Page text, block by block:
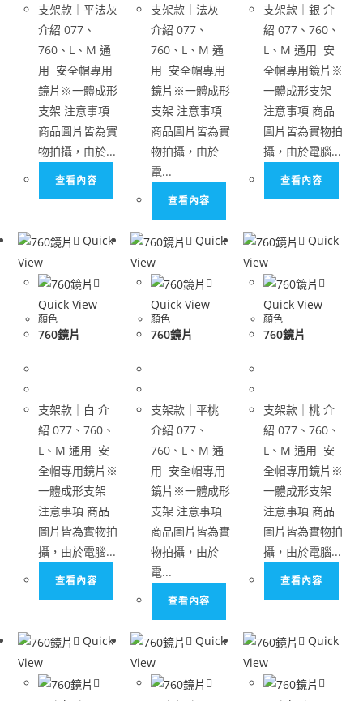
支架款｜平法灰
介紹 077、
760、L、M 通
用 安全帽專用
鏡片※一體成形
支架 注意事項
商品圖片皆為實
物拍攝，由於...
查看內容
支架款｜法灰
介紹 077、
760、L、M 通
用 安全帽專用
鏡片※一體成形
支架 注意事項
商品圖片皆為實
物拍攝，由於
電...
查看內容
支架款｜銀 介
紹 077、760、
L、M 通用 安
全帽專用鏡片※
一體成形支架
注意事項 商品
圖片皆為實物拍
攝，由於電腦...
查看內容
Quick
View
Quick View
顏色
760鏡片
支架款｜白 介
紹 077、760、
L、M 通用 安
全帽專用鏡片※
一體成形支架
注意事項 商品
圖片皆為實物拍
攝，由於電腦...
查看內容
Quick
View
Quick View
顏色
760鏡片
支架款｜平桃
介紹 077、
760、L、M 通
用 安全帽專用
鏡片※一體成形
支架 注意事項
商品圖片皆為實
物拍攝，由於
電...
查看內容
Quick
View
Quick View
顏色
760鏡片
支架款｜桃 介
紹 077、760、
L、M 通用 安
全帽專用鏡片※
一體成形支架
注意事項 商品
圖片皆為實物拍
攝，由於電腦...
查看內容
Quick
View
Quick
View
Quick
View